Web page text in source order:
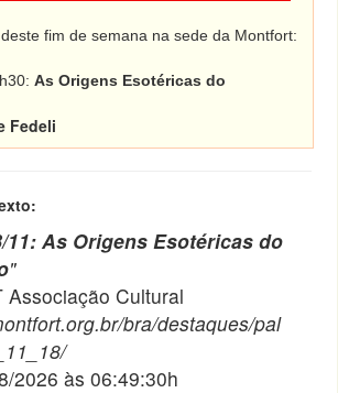
fim de semana na sede da Montfort:
As Origens Esotéricas do
Fedeli
11: As Origens Esotéricas do
"
Associação Cultural
bra/destaques/pal
2026 às 06:49:30h